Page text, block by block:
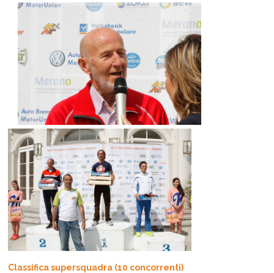
Classifica supersquadra (10 concorrenti)